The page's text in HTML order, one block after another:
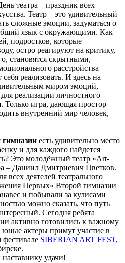
театра – праздник всех
Театр – это удивительный
сложные эмоции, задуматься о
язык с окружающими. Как
подростков, которые
остро реагируют на критику,
становятся скрытными,
расстройства –
реализовать. И здесь на
миром эмоций,
реализации личностного
Только игра, дающая простор
внутренний мир человек,
есть удивительно место
и для каждого найдется
Это молодёжный театр «Art-
– Даниил Дмитриевич Цветков.
всех деятелей театрального
Первых» Второй гимназии
и побывали за кулисами
можно сказать, что путь
Сегодня ребята
активно готовились к важному
актеры примут участие в
SIBERIAN ART FEST,
удачи!